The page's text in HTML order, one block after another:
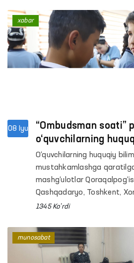
08 Iyu
“Ombudsman soati”
o‘quvchilarning
oshirilmoqda
O‘quvchilarning huquqiy
mustahkamlashga
mashg‘ulotlar
Qashqadaryo, Toshkent,
viloyatlari hamda Toshkent
hududlardagi mintaqaviy
o‘tkazilgan darslarda 800
qamrab olindi.
1345 Ko'rdi
xabar
munosabat